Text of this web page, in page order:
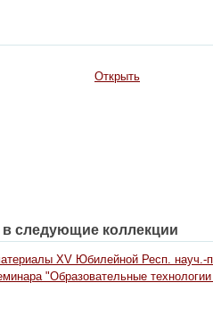
Открыть
следующие коллекции
XV Юбилейной Респ. науч.-
"Образовательные